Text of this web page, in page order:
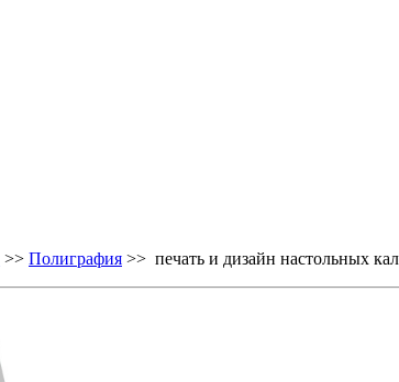
>> Полиграфия >> печать и дизайн настольных